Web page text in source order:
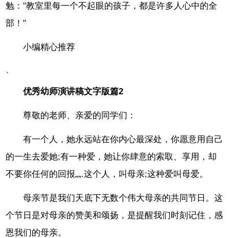
勉："教室里每一个不起眼的孩子，都是许多人心中的全
部！"
小编精心推荐
优秀幼师演讲稿文字版篇2
尊敬的老师、亲爱的同学们：
有一个人，她永远站在你内心最深处，你愿意用自己
的一生去爱她;有一种爱，她让你肆意的索取、享用，却
不要你任何的回报„„.这个人，叫母亲;这种爱叫母爱。
母亲节是我们天底下无数个伟大母亲的共同节日。这
个节日是对母亲的赞美和颂扬，是提醒我们时刻记住，感
恩我们的母亲。